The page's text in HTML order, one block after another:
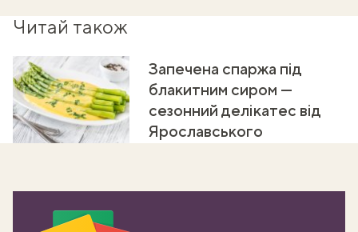
Читай також
Запечена спаржа під
блакитним сиром —
сезонний делікатес від
Ярославського